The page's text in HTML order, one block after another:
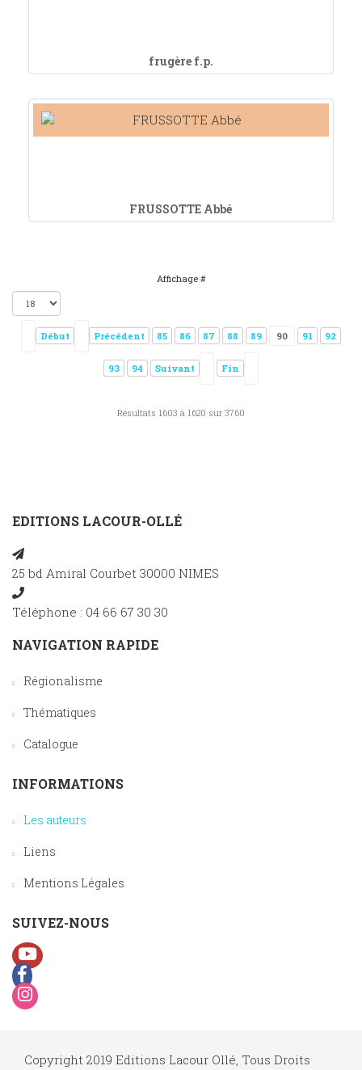
frugère f.p.
FRUSSOTTE Abbé
Affichage #
Début Précédent 85 86 87 88 89 90 91 92
93 94 Suivant Fin
Résultats 1603 à 1620 sur 3760
EDITIONS LACOUR-OLLÉ
25 bd Amiral Courbet 30000 NIMES
Téléphone : 04 66 67 30 30
NAVIGATION RAPIDE
Régionalisme
Thématiques
Catalogue
INFORMATIONS
Les auteurs
Liens
Mentions Légales
SUIVEZ-NOUS
Copyright 2019 Editions Lacour Ollé, Tous Droits